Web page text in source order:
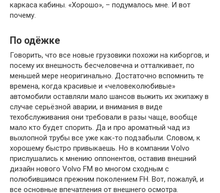
каркаса кабины. «Хорошо», – подумалось мне. И вот
почему.
По одёжке
Говорить, что все новые грузовики похожи на киборгов, и
посему их внешность бесчеловечна и отталкивает, по
меньшей мере неоригинально. Достаточно вспомнить те
времена, когда красивые и «человеколюбивые»
автомобили оставляли мало шансов выжить их экипажу в
случае серьёзной аварии, и внимания в виде
техобслуживания они требовали в разы чаще, вообще
мало кто будет спорить. Да и про ароматный чад из
выхлопной трубы все уже как-то подзабыли. Словом, к
хорошему быстро привыкаешь. Но в компании Volvo
прислушались к мнению оппонентов, оставив внешний
дизайн нового Volvo FM во многом сходным с
полюбившимся прежним поколением FH. Вот, пожалуй, и
все основные впечатления от внешнего осмотра.